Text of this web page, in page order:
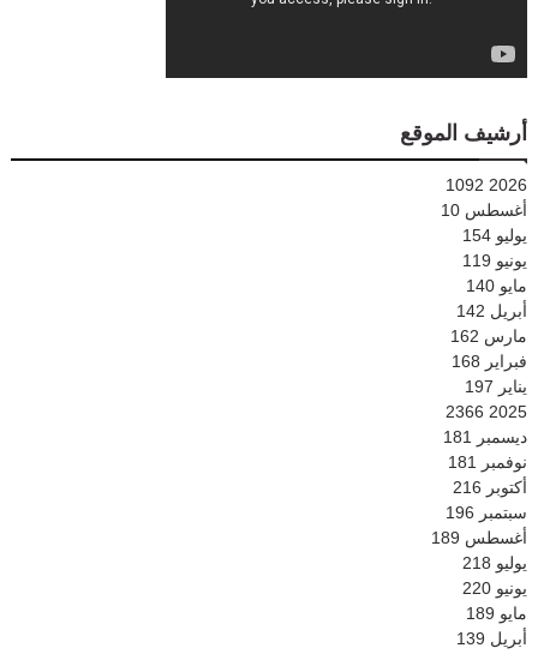
أرشيف الموقع
2026
1092
أغسطس 10
يوليو 154
يونيو 119
مايو 140
أبريل 142
مارس 162
فبراير 168
يناير 197
2025
2366
ديسمبر 181
نوفمبر 181
أكتوبر 216
سبتمبر 196
أغسطس 189
يوليو 218
يونيو 220
مايو 189
أبريل 139